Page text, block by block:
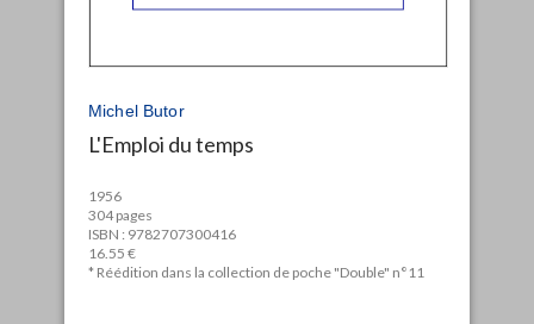
Michel Butor
L'Emploi du temps
1956
304 pages
ISBN : 9782707300416
16.55 €
* Réédition dans la collection de poche "Double" n°11